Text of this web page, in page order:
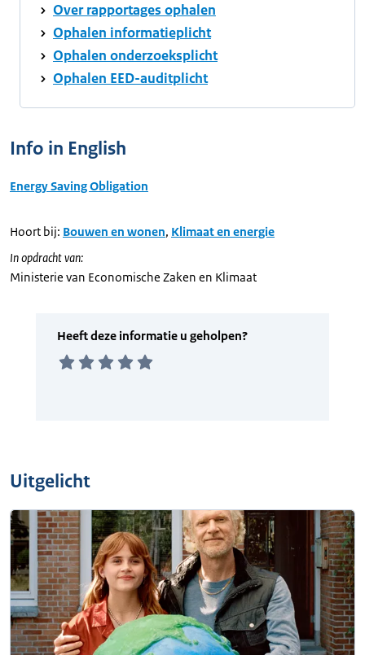
Over rapportages ophalen
Ophalen informatieplicht
Ophalen onderzoeksplicht
Ophalen EED-auditplicht
Info in English
Energy Saving Obligation
Hoort bij: Bouwen en wonen, Klimaat en energie
In opdracht van:
Ministerie van Economische Zaken en Klimaat
Uitgelicht